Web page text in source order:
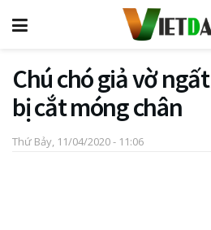
Chú chó giả vờ
bị cắt móng chân
Thứ Bảy, 11/04/2020 - 11:06